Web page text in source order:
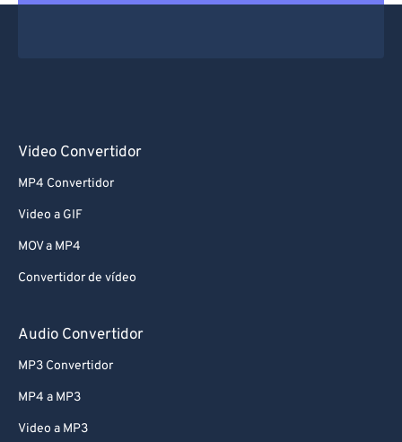
Video Convertidor
MP4 Convertidor
Video a GIF
MOV a MP4
Convertidor de vídeo
Audio Convertidor
MP3 Convertidor
MP4 a MP3
Video a MP3